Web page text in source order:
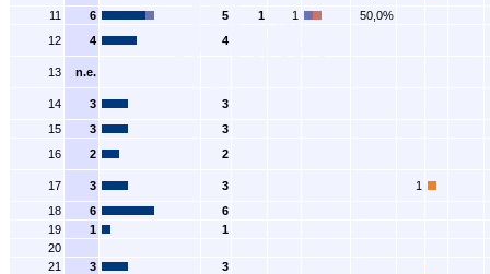
11
6 5 1 1
50,0%
12
4 4
13 n.e.
14 3
3
15
3
3
16
2 2
17 3 3
1
18
6
6
19
1
1
20
21
3
3